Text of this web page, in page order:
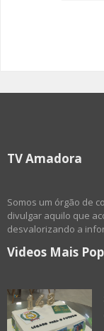
TV Amadora
Somos um órgão de
divulgar aquilo que
desvalorizando a
Videos Mais